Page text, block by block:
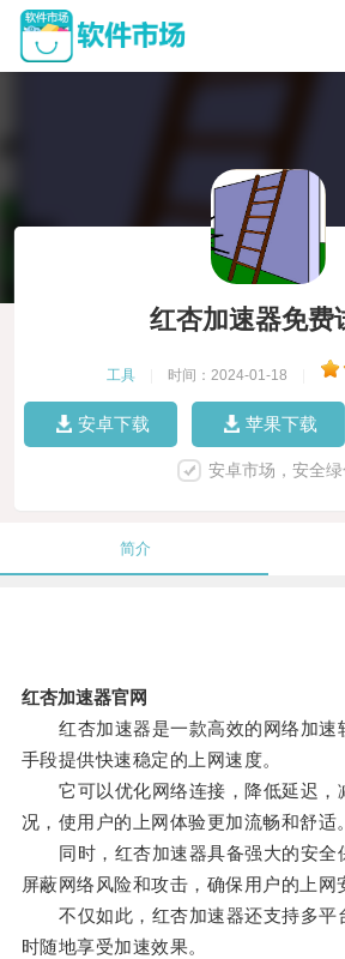
红杏加速器免费
工具 时间：2024-01-18
安卓下载 苹果下载
安卓市场，安全
简介
红杏加速器官网
红杏加速器是一款高效的网络加速
手段提供快速稳定的上网速度。
它可以优化网络连接，降低延迟，
况，使用户的上网体验更加流畅和舒适。
同时，红杏加速器具备强大的安全
屏蔽网络风险和攻击，确保用户的上网
不仅如此，红杏加速器还支持多平
时随地享受加速效果。